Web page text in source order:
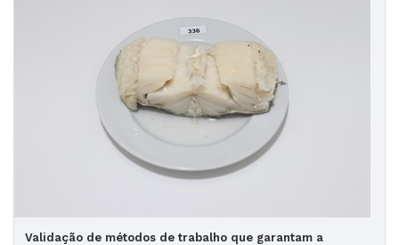
Validação de métodos de trabalho que garantam a